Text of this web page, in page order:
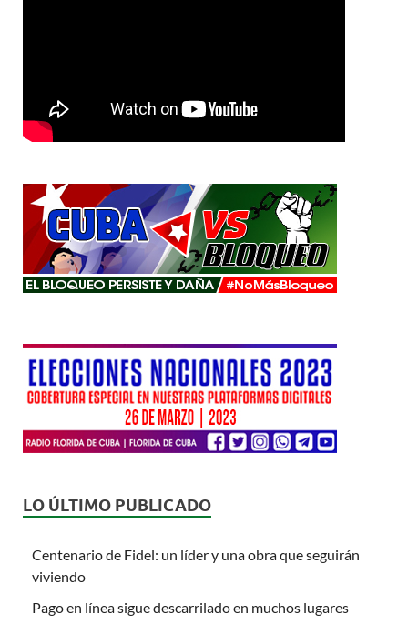
LO ÚLTIMO PUBLICADO
Centenario de Fidel: un líder y una obra que seguirán
viviendo
Pago en línea sigue descarrilado en muchos lugares